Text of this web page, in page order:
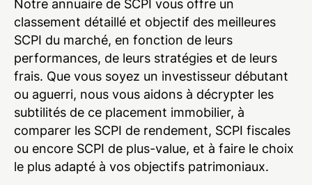
Notre annuaire de SCPI vous offre un
classement détaillé et objectif des meilleures
SCPI du marché, en fonction de leurs
performances, de leurs stratégies et de leurs
frais. Que vous soyez un investisseur débutant
ou aguerri, nous vous aidons à décrypter les
subtilités de ce placement immobilier, à
comparer les SCPI de rendement, SCPI fiscales
ou encore SCPI de plus-value, et à faire le choix
le plus adapté à vos objectifs patrimoniaux.